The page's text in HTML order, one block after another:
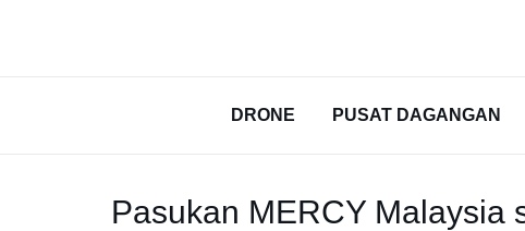
DRONE PUSAT DAGANGAN
Pasukan MERCY Malaysia